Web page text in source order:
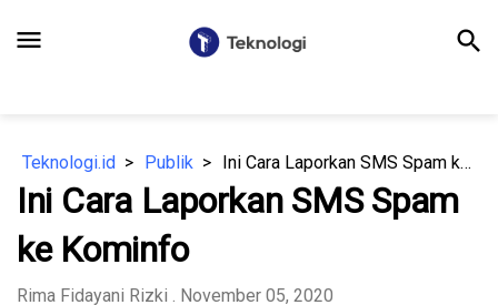
menu search
Teknologi.id Publik Ini Cara Laporkan SMS Spam ke Kominfo
Ini Cara Laporkan SMS Spam
ke Kominfo
Rima Fidayani Rizki . November 05, 2020